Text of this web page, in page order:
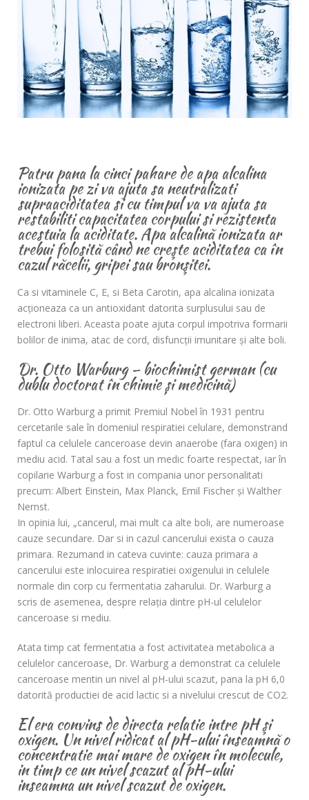
Patru pana la cinci pahare de apa alcalina
ionizata pe zi va ajuta sa neutralizati
supraaciditatea si cu timpul va va ajuta sa
restabiliti capacitatea corpului si rezistenta
acestuia la aciditate. Apa alcalină ionizata ar
trebui folosită când ne creşte aciditatea ca în
cazul răcelii, gripei sau bronşitei.
Ca si vitaminele C, E, si Beta Carotin, apa alcalina ionizata
acţioneaza ca un antioxidant datorita surplusului sau de
electroni liberi. Aceasta poate ajuta corpul impotriva formarii
bolilor de inima, atac de cord, disfuncţii imunitare şi alte boli.
Dr. Otto Warburg – biochimist german (cu
dublu doctorat în chimie și medicină)
Dr. Otto Warburg a primit Premiul Nobel în 1931 pentru
cercetarile sale în domeniul respiratiei celulare, demonstrand
faptul ca celulele canceroase devin anaerobe (fara oxigen) in
mediu acid. Tatal sau a fost un medic foarte respectat, iar în
copilarie Warburg a fost in compania unor personalitati
precum: Albert Einstein, Max Planck, Emil Fischer şi Walther
Nernst.
In opinia lui, „cancerul, mai mult ca alte boli, are numeroase
cauze secundare. Dar si in cazul cancerului exista o cauza
primara. Rezumand in cateva cuvinte: cauza primara a
cancerului este inlocuirea respiratiei oxigenului in celulele
normale din corp cu fermentatia zaharului. Dr. Warburg a
scris de asemenea, despre relaţia dintre pH-ul celulelor
canceroase si mediu.
Atata timp cat fermentatia a fost activitatea metabolica a
celulelor canceroase, Dr. Warburg a demonstrat ca celulele
canceroase mentin un nivel al pH-ului scazut, pana la pH 6,0
datorită productiei de acid lactic si a nivelului crescut de CO2.
El era convins de directa relatie intre pH şi
oxigen. Un nivel ridicat al pH-ului înseamnă o
concentratie mai mare de oxigen în molecule,
in timp ce un nivel scazut al pH-ului
inseamna un nivel scazut de oxigen.